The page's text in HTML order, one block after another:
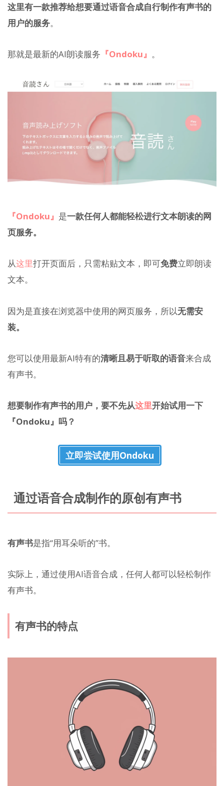
这里有一款推荐给想要通过语音合成自行制作有声书的
用户的服务。
那就是最新的AI朗读服务 『Ondoku』 。
『Ondoku』 是一款任何人都能轻松进行文本朗读的网
页服务。
从这里打开页面后，只需粘贴文本，即可免费立即朗读
文本。
因为是直接在浏览器中使用的网页服务，所以无需安
装。
您可以使用最新AI特有的清晰且易于听取的语音来合成
有声书。
想要制作有声书的用户，要不先从这里开始试用一下
『Ondoku』吗？
立即尝试使用Ondoku
通过语音合成制作的原创有声书
有声书是指“用耳朵听的”书。
实际上，通过使用AI语音合成，任何人都可以轻松制作
有声书。
有声书的特点